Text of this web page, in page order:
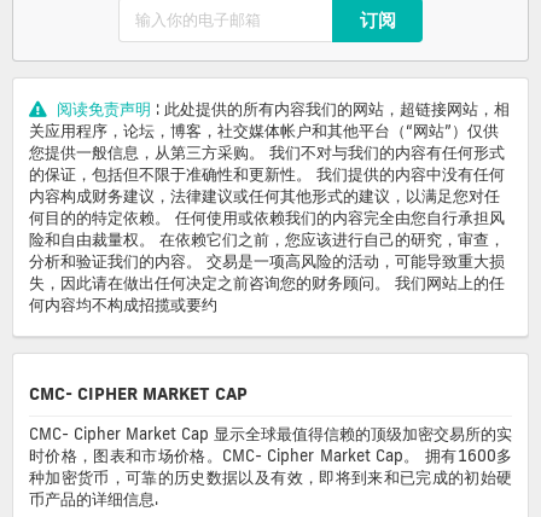
订阅
阅读免责声明 : 此处提供的所有内容我们的网站，超链接网站，相
关应用程序，论坛，博客，社交媒体帐户和其他平台（“网站”）仅供
您提供一般信息，从第三方采购。 我们不对与我们的内容有任何形式
的保证，包括但不限于准确性和更新性。 我们提供的内容中没有任何
内容构成财务建议，法律建议或任何其他形式的建议，以满足您对任
何目的的特定依赖。 任何使用或依赖我们的内容完全由您自行承担风
险和自由裁量权。 在依赖它们之前，您应该进行自己的研究，审查，
分析和验证我们的内容。 交易是一项高风险的活动，可能导致重大损
失，因此请在做出任何决定之前咨询您的财务顾问。 我们网站上的任
何内容均不构成招揽或要约
CMC- CIPHER MARKET CAP
CMC- Cipher Market Cap 显示全球最值得信赖的顶级加密交易所的实
时价格，图表和市场价格。CMC- Cipher Market Cap。 拥有1600多
种加密货币，可靠的历史数据以及有效，即将到来和已完成的初始硬
币产品的详细信息.